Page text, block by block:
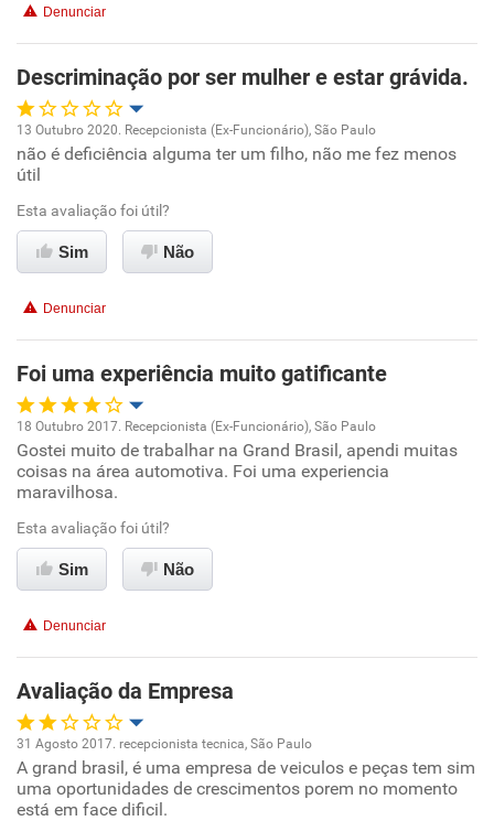
Recomenda esta empresa
Denunciar
Descriminação por ser mulher e estar grávida.
Oportunidade de promoção
Ambiente de trabalho
Conciliação com a vida familiar
Não recomenda esta empresa
Não recomenda a diretoria
13 Outubro 2020. Recepcionista (Ex-Funcionário), São Paulo
não é deficiência alguma ter um filho, não me fez menos
útil
Esta avaliação foi útil?
Sim Não
Denunciar
Foi uma experiência muito gatificante
Oportunidade de promoção
Conciliação com a vida familiar
18 Outubro 2017. Recepcionista (Ex-Funcionário), São Paulo
Gostei muito de trabalhar na Grand Brasil, apendi muitas
coisas na área automotiva. Foi uma experiencia
maravilhosa.
Esta avaliação foi útil?
Sim Não
Denunciar
Avaliação da Empresa
Oportunidade de promoção
31 Agosto 2017. recepcionista tecnica, São Paulo
A grand brasil, é uma empresa de veiculos e peças tem sim
uma oportunidades de crescimentos porem no momento
está em face dificil.